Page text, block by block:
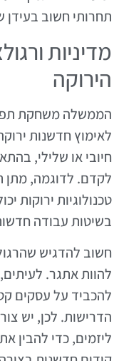
תחרותי חשוב
מדיניות
הירוקה
הממשלה משחקת
לאימוץ חדשנות
חיובי או שלילי,
לקדם. לדוגמה, מתן
טכנולוגיות ירוקות
בשיטות עבודה
חשוב להדגיש
להוות אתגר. לעיתים,
להכביד על עסקים
הדרישות. לכן, יש
ליזמים, כדי להבין